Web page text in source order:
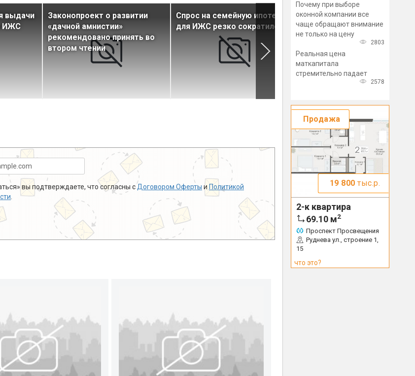
выдачи
ИЖС
Законопроект о развитии
«дачной амнистии»
рекомендовано принять во
втором чтении
Спрос на семейную ипотеку
для ИЖС резко сократился
В России вырос спрос на
частные дома
вы подтверждаете, что согласны с Договором Оферты и Политикой
Почему при выборе
оконной компании все
чаще обращают внимание
не только на цену
2803
Реальная цена
маткапитала
стремительно падает
2578
Продажа
19 800 тыс.р.
2-к квартира
69.10 м2
Проспект Просвещения
Руднева ул., строение 1,
15
что это?